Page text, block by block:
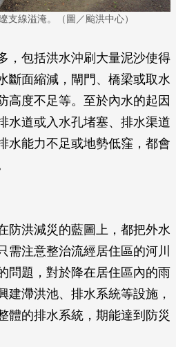
支線溢淹。（圖／颱洪中心）
，包括洪水沖刷大量泥沙使得
斷面縮減，閘門、橋梁或取水
高度不足等。至於內水的起因
水道或入水孔堵塞、排水渠道
水能力不足或地勢低窪，都會
防洪減災的藍圖上，都把外水
需注意整治流經居住區的河川
問題，對於降在居住區內的雨
建滯洪池、排水系統等設施，
體的排水系統，期能達到防災